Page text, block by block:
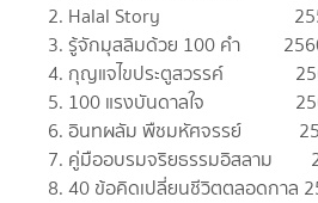
2. Halal Story
3. รู้จักมุสลิมด้วย 100 คำ
4. กุญแจไขประตูสวรรค์
5. 100 แรงบันดาลใจ
6. อินทผลัม พืชมหัศจรรย์
7. คู่มืออบรมจริยธรรมอิสลาม
8. 40 ข้อคิดเปลี่ยนชีวิตตลอดกาล